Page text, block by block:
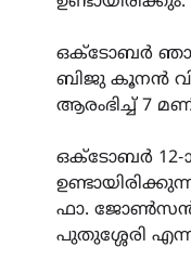
ഒക്ടോബർ
ബിജു കൂനൻ വി
ആരംഭിച്ച് 7
ഒക്ടോബർ 12-
ഫാ. ജോൺസൻ
പുതുശ്ശേരി